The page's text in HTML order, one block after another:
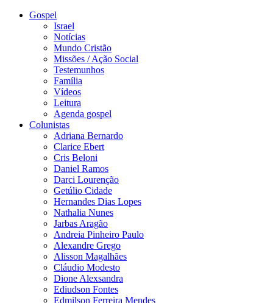
Gospel
Israel
Notícias
Mundo Cristão
Missões / Ação Social
Testemunhos
Família
Vídeos
Leitura
Agenda gospel
Colunistas
Adriana Bernardo
Clarice Ebert
Cris Beloni
Daniel Ramos
Darci Lourenção
Getúlio Cidade
Hernandes Dias Lopes
Nathalia Nunes
Jarbas Aragão
Andreia Pinheiro Paulo
Alexandre Grego
Alisson Magalhães
Cláudio Modesto
Dione Alexsandra
Ediudson Fontes
Edmilson Ferreira Mendes